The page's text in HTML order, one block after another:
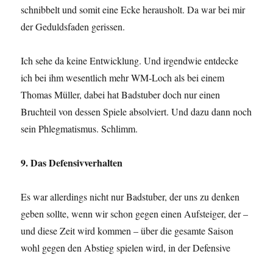
schnibbelt und somit eine Ecke herausholt. Da war bei mir
der Geduldsfaden gerissen.
Ich sehe da keine Entwicklung. Und irgendwie entdecke
ich bei ihm wesentlich mehr WM-Loch als bei einem
Thomas Müller, dabei hat Badstuber doch nur einen
Bruchteil von dessen Spiele absolviert. Und dazu dann noch
sein Phlegmatismus. Schlimm.
9. Das Defensivverhalten
Es war allerdings nicht nur Badstuber, der uns zu denken
geben sollte, wenn wir schon gegen einen Aufsteiger, der –
und diese Zeit wird kommen – über die gesamte Saison
wohl gegen den Abstieg spielen wird, in der Defensive